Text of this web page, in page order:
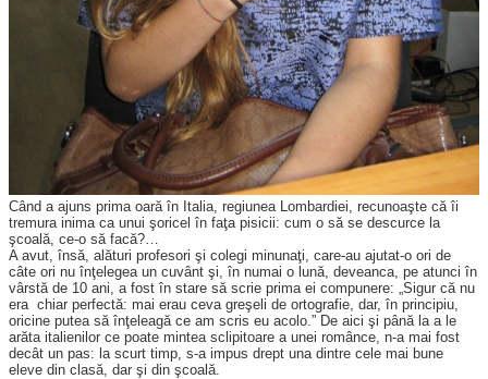
Când a ajuns prima oară în Italia, regiunea Lombardiei, recunoaşte că îi
tremura inima ca unui şoricel în faţa pisicii: cum o să se descurce la
şcoală, ce-o să facă?…
A avut, însă, alături profesori şi colegi minunaţi, care-au ajutat-o ori de
câte ori nu înţelegea un cuvânt şi, în numai o lună, deveanca, pe atunci în
vârstă de 10 ani, a fost în stare să scrie prima ei compunere: „Sigur că nu
era chiar perfectă: mai erau ceva greşeli de ortografie, dar, în principiu,
oricine putea să înţeleagă ce am scris eu acolo.” De aici şi până la a le
arăta italienilor ce poate mintea sclipitoare a unei românce, n-a mai fost
decât un pas: la scurt timp, s-a impus drept una dintre cele mai bune
eleve din clasă, dar şi din şcoală.